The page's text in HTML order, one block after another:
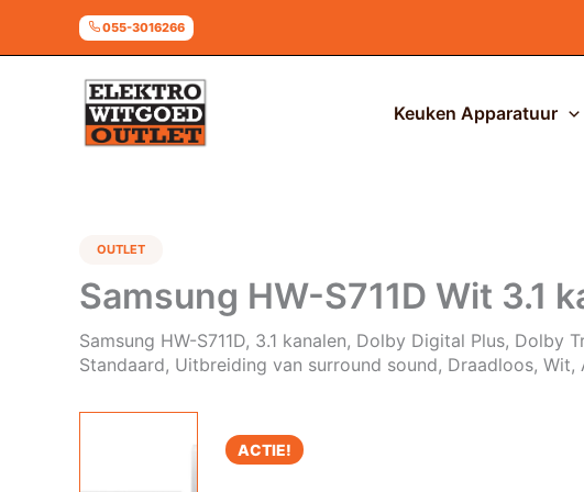
de
055-3016266
Keuken Apparatuur
OUTLET
Samsung HW-S711D Wit 3.1
Samsung HW-S711D, 3.1 kanalen, Dolby Digital Plus, Dolby
Standaard, Uitbreiding van surround sound, Draadloos, Wit,
ACTIE!